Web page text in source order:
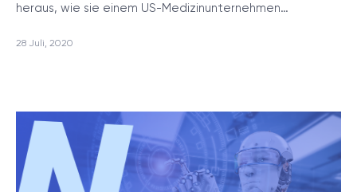
heraus, wie sie einem US-Medizinunternehmen…
28 Juli, 2020